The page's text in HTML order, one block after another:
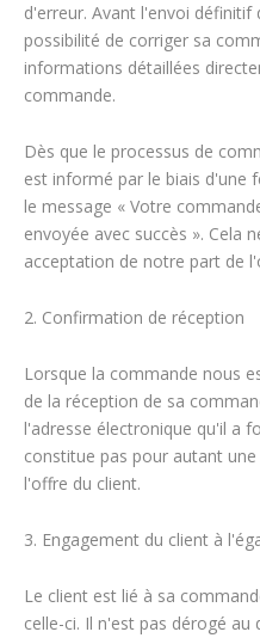
d'erreur. Avant l'envoi
possibilité de corriger sa
informations détaillées
commande.
Dès que le processus de
est informé par le biais
le message « Votre
envoyée avec succès ». Cela
acceptation de notre part de
2. Confirmation de réception
Lorsque la commande nous
de la réception de sa
l'adresse électronique qu'il a
constitue pas pour autant
l'offre du client.
3. Engagement du client à
Le client est lié à sa
celle-ci. Il n'est pas dérogé